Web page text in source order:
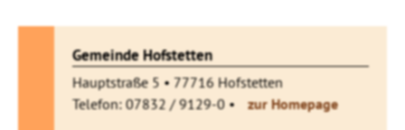
Gemeinde Hofstetten
Hauptstraße 5 • 77716 Hofstetten
Telefon: 07832 / 9129-0 •
zur Homepage